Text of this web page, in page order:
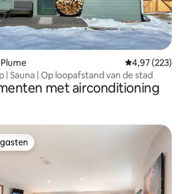
Gemiddelde
4,97 (223)
| Sauna | Op loopafstand van de stad
met airconditioning
gasten